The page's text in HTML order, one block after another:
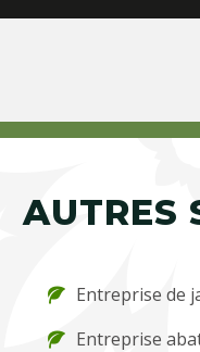
AUTRES
Entreprise de
Entreprise